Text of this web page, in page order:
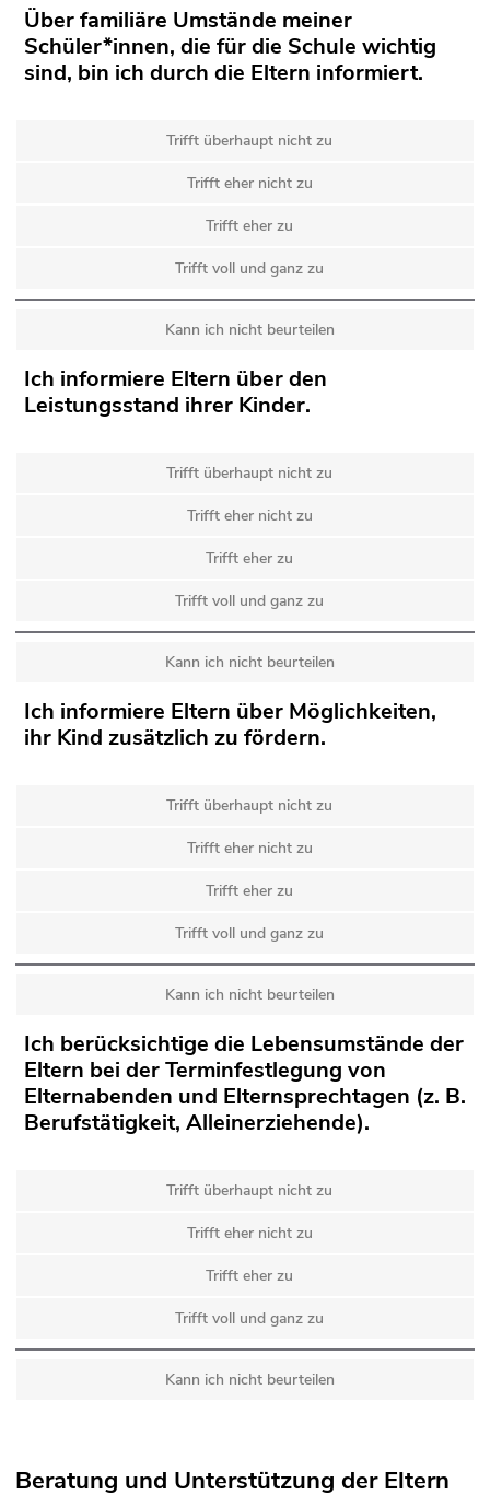
Über familiäre Umstände meiner
Schüler*innen, die für die Schule wichtig
sind, bin ich durch die Eltern informiert.
Trifft überhaupt nicht zu
Trifft eher nicht zu
Trifft eher zu
Trifft voll und ganz zu
Kann ich nicht beurteilen
Ich informiere Eltern über den
Leistungsstand ihrer Kinder.
Trifft überhaupt nicht zu
Trifft eher nicht zu
Trifft eher zu
Trifft voll und ganz zu
Kann ich nicht beurteilen
Ich informiere Eltern über Möglichkeiten,
ihr Kind zusätzlich zu fördern.
Trifft überhaupt nicht zu
Trifft eher nicht zu
Trifft eher zu
Trifft voll und ganz zu
Kann ich nicht beurteilen
Ich berücksichtige die Lebensumstände der
Eltern bei der Terminfestlegung von
Elternabenden und Elternsprechtagen (z. B.
Berufstätigkeit, Alleinerziehende).
Trifft überhaupt nicht zu
Trifft eher nicht zu
Trifft eher zu
Trifft voll und ganz zu
Kann ich nicht beurteilen
Beratung und Unterstützung der Eltern